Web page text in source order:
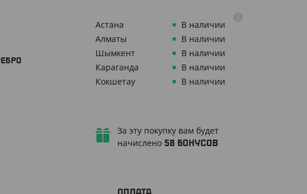
Астана
В наличии
Алматы
В наличии
Шымкент
В наличии
Караганда
В наличии
Кокшетау
В наличии
За эту покупку вам будет
начислено 58 бонусов
Оплата